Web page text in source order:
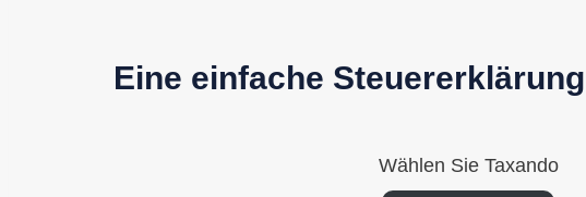
Eine einfache
Wählen Sie Taxando